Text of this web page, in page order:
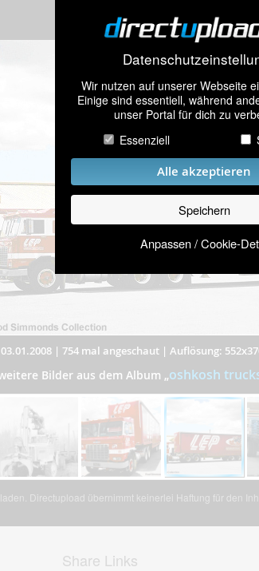
Wir nutzen auf unserer Webseite
Einige sind essentiell, während
unser Portal für dich zu
Essenziell
Alle akzeptieren
Speichern
Anpassen / Cookie-
| 754 mal angeschaut| Auflösung:
Bilder aus dem Album „oshkosh
Directupload übernimmt keinerlei Haftung für den
Share Links